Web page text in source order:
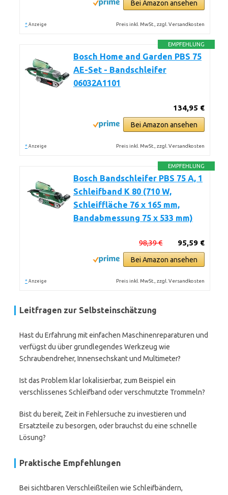
Bei Amazon ansehen
* Anzeige Preis inkl. MwSt., zzgl. Versandkosten
EMPFEHLUNG
Bosch Home and Garden PBS 75
AE-Set - Bandschleifer
06032A1101
134,95 €
Bei Amazon ansehen
* Anzeige Preis inkl. MwSt., zzgl. Versandkosten
EMPFEHLUNG
Bosch Bandschleifer PBS 75 A, 1
Schleifband K 80 (710 W,
Schleiffläche 76 x 165 mm,
Bandabmessung 75 x 533 mm)
95,59 €
98,39 €
Bei Amazon ansehen
* Anzeige Preis inkl. MwSt., zzgl. Versandkosten
Leitfragen zur Selbsteinschätzung
Hast du Erfahrung mit einfachen Maschinenreparaturen und
verfügst du über grundlegendes Werkzeug wie
Schraubendreher, Innensechskant und Multimeter?
Ist das Problem klar lokalisierbar, zum Beispiel ein
verschlissenes Schleifband oder verschmutzte Trommeln?
Bist du bereit, Zeit in Fehlersuche zu investieren und
Ersatzteile zu besorgen, oder brauchst du eine schnelle
Lösung?
Praktische Empfehlungen
Bei sichtbaren Verschleißteilen wie Schleifbändern,